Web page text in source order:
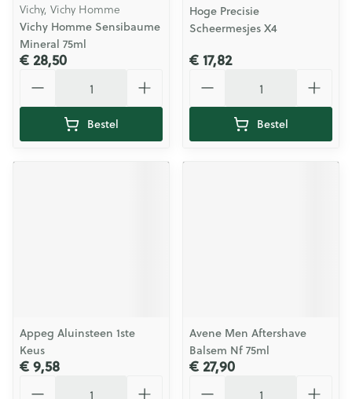
Vichy, Vichy Homme
Vichy Homme Sensibaume
Mineral 75ml
€ 28,50
Bestel
Hoge Precisie
Scheermesjes X4
€ 17,82
Bestel
Appeg Aluinsteen 1ste
Keus
€ 9,58
Avene Men Aftershave
Balsem Nf 75ml
€ 27,90